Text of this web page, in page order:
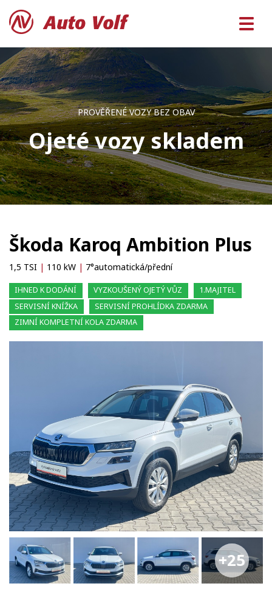
PROVĚŘENÉ VOZY BEZ OBAV
Ojeté vozy skladem
Škoda Karoq Ambition Plus
1,5 TSI | 110 kW | 7°automatická/přední
IHNED K DODÁNÍ VYZKOUŠENÝ OJETÝ VŮZ
1.MAJITEL
SERVISNÍ KNÍŽKA
SERVISNÍ PROHLÍDKA ZDARMA
ZIMNÍ KOMPLETNÍ KOLA ZDARMA
+25